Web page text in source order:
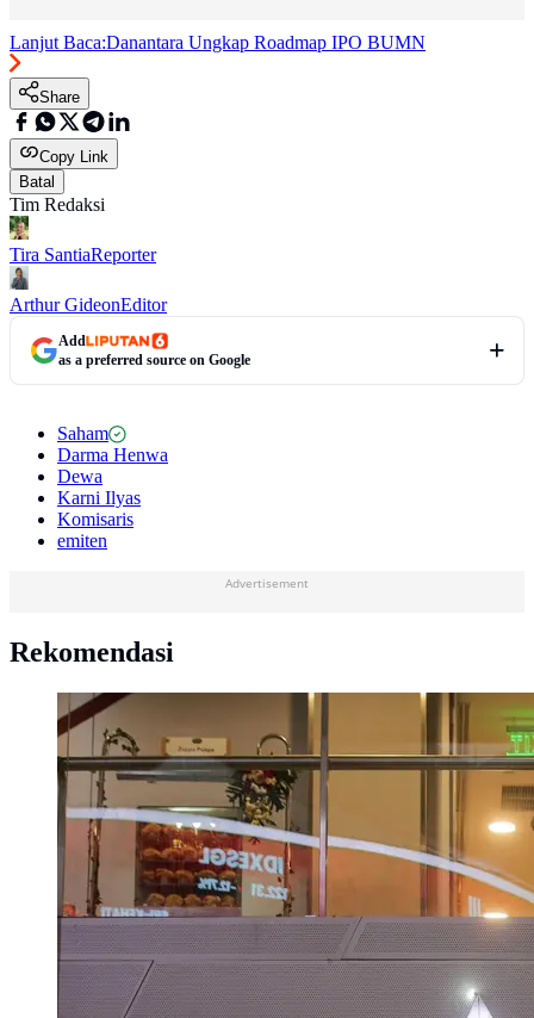
Lanjut Baca:Danantara Ungkap Roadmap IPO BUMN
Share
Copy Link
Batal
Tim Redaksi
Tira SantiaReporter
Arthur GideonEditor
Add
as a preferred source on Google
Saham
Darma Henwa
Dewa
Karni Ilyas
Komisaris
emiten
Advertisement
Rekomendasi